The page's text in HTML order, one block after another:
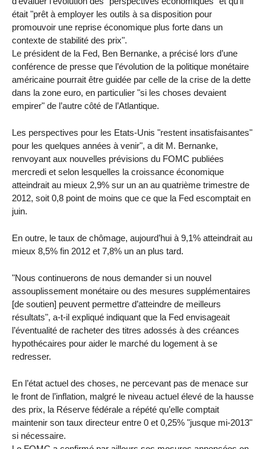
était "prêt à employer les outils à sa disposition pour
promouvoir une reprise économique plus forte dans un
contexte de stabilité des prix".
Le président de la Fed, Ben Bernanke, a précisé lors d’une
conférence de presse que l’évolution de la politique monétaire
américaine pourrait être guidée par celle de la crise de la dette
dans la zone euro, en particulier "si les choses devaient
empirer" de l’autre côté de l’Atlantique.
Les perspectives pour les Etats-Unis "restent insatisfaisantes"
pour les quelques années à venir", a dit M. Bernanke,
renvoyant aux nouvelles prévisions du FOMC publiées
mercredi et selon lesquelles la croissance économique
atteindrait au mieux 2,9% sur un an au quatrième trimestre de
2012, soit 0,8 point de moins que ce que la Fed escomptait en
juin.
En outre, le taux de chômage, aujourd’hui à 9,1% atteindrait au
mieux 8,5% fin 2012 et 7,8% un an plus tard.
"Nous continuerons de nous demander si un nouvel
assouplissement monétaire ou des mesures supplémentaires
[de soutien] peuvent permettre d’atteindre de meilleurs
résultats", a-t-il expliqué indiquant que la Fed envisageait
l’éventualité de racheter des titres adossés à des créances
hypothécaires pour aider le marché du logement à se
redresser.
En l’état actuel des choses, ne percevant pas de menace sur
le front de l’inflation, malgré le niveau actuel élevé de la hausse
des prix, la Réserve fédérale a répété qu’elle comptait
maintenir son taux directeur entre 0 et 0,25% "jusque mi-2013"
si nécessaire.